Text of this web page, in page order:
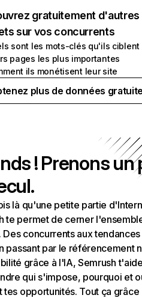
gratuitement d'autres
sur vos concurrents
sont les mots-clés qu'ils ciblent
pages les plus importantes
ils monétisent leur site
plus de données
! Prenons un
là qu'une petite partie
te permet de cerner
Des concurrents aux
passant par le référencement
grâce à l'IA, Semrush
qui s'impose, pourquoi et
tes opportunités. Tout ça grâce